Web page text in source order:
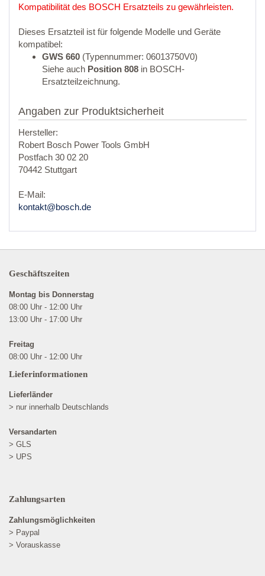
Kompatibilität des BOSCH Ersatzteils zu gewährleisten.
Dieses Ersatzteil ist für folgende Modelle und Geräte
kompatibel:
GWS 660 (Typennummer: 06013750V0)
Siehe auch Position 808 in BOSCH-
Ersatzteilzeichnung.
Angaben zur Produktsicherheit
Hersteller:
Robert Bosch Power Tools GmbH
Postfach 30 02 20
70442 Stuttgart
E-Mail:
kontakt@bosch.de
Geschäftszeiten
Montag bis Donnerstag
08:00 Uhr - 12:00 Uhr
13:00 Uhr - 17:00 Uhr
Freitag
08:00 Uhr - 12:00 Uhr
Lieferinformationen
Lieferländer
> nur innerhalb Deutschlands
Versandarten
> GLS
> UPS
Zahlungsarten
Zahlungsmöglichkeiten
> Paypal
> Vorauskasse